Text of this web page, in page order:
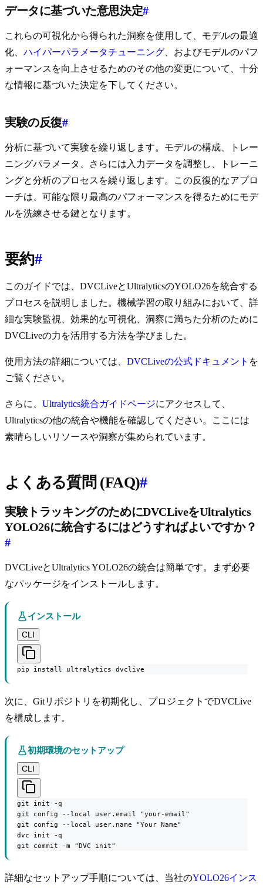
データに基づいた意思決定#
これらの可視化から得られた洞察を使用して、モデルの最適
化、 ハイパーパラメータチューニング 、およびモデルのパフ
ォーマンスを向上させるためのその他の変更について、十分
な情報に基づいた決定を下してください。
実験の反復#
分析に基づいて実験を繰り返します。モデルの構成、トレー
ニングパラメータ、さらには入力データを調整し、トレーニ
ングと分析のプロセスを繰り返します。この反復的なアプロ
ーチは、可能な限り最高のパフォーマンスを得るためにモデ
ルを洗練させる鍵となります。
要約#
このガイドでは、DVCLiveとUltralyticsのYOLO26を統合する
プロセスを説明しました。機械学習の取り組みにおいて、詳
細な実験監視、効果的な可視化、洞察に満ちた分析のために
DVCLiveの力を活用する方法を学びました。
使用方法の詳細については、 DVCLiveの公式ドキュメント を
ご覧ください。
さらに、 Ultralytics統合ガイドページにアクセスして、
Ultralyticsの他の統合や機能を確認してください。ここには
素晴らしいリソースや洞察が集められています。
よくある質問 (FAQ)#
実験トラッキングのためにDVCLiveをUltralytics
YOLO26に統合するにはどうすればよいですか？
#
DVCLiveとUltralytics YOLO26の統合は簡単です。まず必要
なパッケージをインストールします。
インストール
CLI
pip install ultralytics dvclive
次に、Gitリポジトリを初期化し、プロジェクトでDVCLive
を構成します。
初期環境のセットアップ
CLI
git init -q
git config --local user.email "your-email"
git config --local user.name "Your Name"
dvc init -q
git commit -m "DVC init"
詳細なセットアップ手順については、当社のYOLO26インス